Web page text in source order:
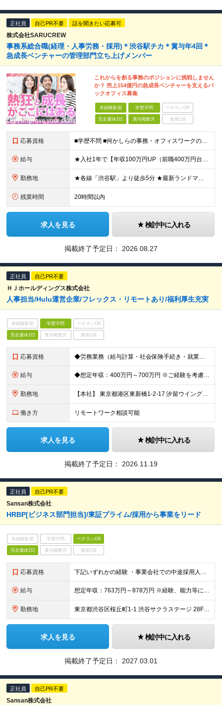
正社員 自己PR不要 話を聞きたい応募可
株式会社SARUCREW
事務系総合職(経理・人事労務・採用)＊渋谷駅チカ＊賞与年4回＊
急成長ベンチャーの管理部門立ち上げメンバー
これからを創る事務のポジションに挑戦しません
か？ 売上154億円の急成長ベンチャーを支えるバ
ックオフィス募集
未経験歓迎 学歴不問 ベテランOK
完全週休2日 賞与複数月 面接1回
応募資格 ■学歴不問 ■何かしらの事務・オフィスワークの実務経験（1年以上／業界不問） ※一般事務、営業アシスタント、人事など職種は不問です！ ＼1つでも当てはまれば、まずはご応募ください！／ □ 自分で考え
給与 ★入社1年で【年収100万円UP（前職400万円台⇒600万円台）】の実績あり！ ※前職の給与やご経験、能力を最大限に考慮し、お互いが納得いく形で決定します。 ■想定年収：330万円〜800万円 ■
勤務地 ★各線「渋谷駅」より徒歩5分 ★最新ランドマークオフィスです！ ★転勤はありません 魅力POINT♪ ￣￣V￣￣￣ 道玄坂通りの新しいオフィスは渋谷駅からアクセス抜群！ 周辺の飲食店やショッピングス
残業時間 20時間以内
求人を見る 検討中に入れる
掲載終了予定日： 2026.08.27
正社員 自己PR不要
ＨＪホールディングス株式会社
人事担当/Hulu運営企業/フレックス・リモートあり/福利厚生充実
未経験歓迎 学歴不問 ベテランOK
完全週休2日 賞与複数月 面接1回
応募資格 ◆労務業務（給与計算・社会保険手続き・就業規則管理・労使関係管理など）の経験3年以上 ◆人事制度（等級・評価・報酬）の運用、制度改善 業務の経験3年以上 ◆事業会社での人事経験 ◆動画配信事業やエンタ
給与 ◆想定年収：400万円～700万円 ※ご経験を考慮の上、決定します ※決算賞与あり
勤務地 【本社】 東京都港区東新橋1-2-17 汐留ウイング13階 (変更の範囲)上記を除く当社関連勤務地
働き方 リモートワーク相談可能
求人を見る 検討中に入れる
掲載終了予定日： 2026.11.19
正社員 自己PR不要
Sansan株式会社
HRBP[ビジネス部門担当]/東証プライム/採用から事業をリード
未経験歓迎 学歴不問 ベテランOK
完全週休2日 賞与複数月 面接1回
応募資格 下記いずれかの経験 ・事業会社での中途採用人事経験（2年以上）※採用人数規模は年間50名以上 ・人材エージェント企業でのリクルーティング営業経験（2年以上） ・ヘッドハンティングファームでダイレクトス
給与 想定年収：763万円～878万円 ※経験、能力等に応じて個別に決定します。 ※年収763万の場合：月額53万（基本給42.9万＋時間外手当10.1万） ※年収878万の場合：月額61万（基本給49.
勤務地 東京都渋谷区桜丘町1-1 渋谷サクラステージ 28F （変更の範囲）上記を除く当社関連勤務地
求人を見る 検討中に入れる
掲載終了予定日： 2027.03.01
正社員 自己PR不要
Sansan株式会社